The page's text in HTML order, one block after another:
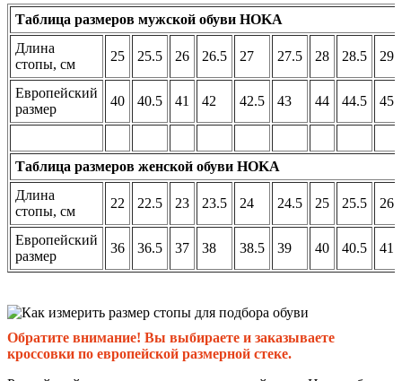
Таблица размеров мужской обуви HOKA
Длина
стопы, см
25 25.5 26 26.5 27 27.5 28 28.5 29
Европейский
размер
40 40.5 41 42 42.5 43 44 44.5 45
Таблица размеров женской обуви HOKA
Длина
стопы, см
22 22.5 23 23.5 24 24.5 25 25.5 26
Европейский
размер
36 36.5 37 38 38.5 39 40 40.5 41
Обратите внимание! Вы выбираете и заказываете
кроссовки по европейской размерной стеке.